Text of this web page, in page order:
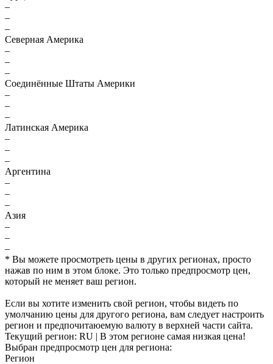
–
–
–
Северная Америка
–
–
–
Соединённые Штаты Америки
–
–
–
Латинская Америка
–
–
–
Аргентина
–
–
–
Азия
–
–
–
* Вы можете просмотреть цены в других регионах, просто
нажав по ним в этом блоке. Это только предпросмотр цен,
который не меняет ваш регион.
Если вы хотите изменить свой регион, чтобы видеть по
умолчанию цены для другого региона, вам следует настроить
регион и предпочитаюемую валюту в верхней части сайта.
Текущий регион: RU | В этом регионе самая низкая цена!
Выбран предпросмотр цен для региона:
Регион